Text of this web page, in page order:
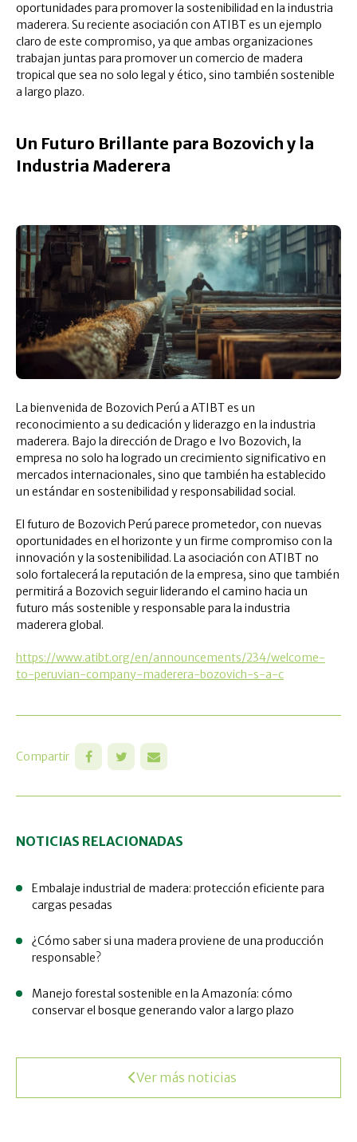
oportunidades para promover la sostenibilidad en la industria
maderera. Su reciente asociación con ATIBT es un ejemplo
claro de este compromiso, ya que ambas organizaciones
trabajan juntas para promover un comercio de madera
tropical que sea no solo legal y ético, sino también sostenible
a largo plazo.
Un Futuro Brillante para Bozovich y la
Industria Maderera
La bienvenida de Bozovich Perú a ATIBT es un
reconocimiento a su dedicación y liderazgo en la industria
maderera. Bajo la dirección de Drago e Ivo Bozovich, la
empresa no solo ha logrado un crecimiento significativo en
mercados internacionales, sino que también ha establecido
un estándar en sostenibilidad y responsabilidad social.
El futuro de Bozovich Perú parece prometedor, con nuevas
oportunidades en el horizonte y un firme compromiso con la
innovación y la sostenibilidad. La asociación con ATIBT no
solo fortalecerá la reputación de la empresa, sino que también
permitirá a Bozovich seguir liderando el camino hacia un
futuro más sostenible y responsable para la industria
maderera global.
https://www.atibt.org/en/announcements/234/welcome-
to-peruvian-company-maderera-bozovich-s-a-c
Compartir
NOTICIAS RELACIONADAS
Embalaje industrial de madera: protección eficiente para
cargas pesadas
¿Cómo saber si una madera proviene de una producción
responsable?
Manejo forestal sostenible en la Amazonía: cómo
conservar el bosque generando valor a largo plazo
Ver más noticias